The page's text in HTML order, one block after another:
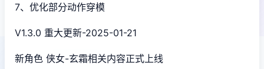
7、优化部分动作穿模
V1.3.0 重大更新-2025-01-21
新角色 侠女-玄霜相关内容正式上线